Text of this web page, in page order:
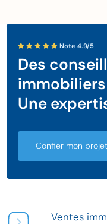
Note 4.9/5
Des
Une
Confier mon
Ventes